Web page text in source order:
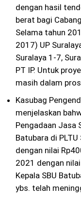
dengan hasil
berat bagi
Selama tahun
2017) UP
Suralaya 1-7,
PT IP. Untuk
masih dalam
Kasubag
menjelaskan
Pengadaan Jasa
Batubara di
dengan nilai
2021 dengan
Kepala SBU
ybs. telah